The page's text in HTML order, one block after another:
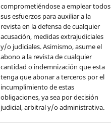
comprometiéndose a emplear todos
sus esfuerzos para auxiliar a la
revista en la defensa de cualquier
acusación, medidas extrajudiciales
y/o judiciales. Asimismo, asume el
abono a la revista de cualquier
cantidad o indemnización que esta
tenga que abonar a terceros por el
incumplimiento de estas
obligaciones, ya sea por decisión
judicial, arbitral y/o administrativa.